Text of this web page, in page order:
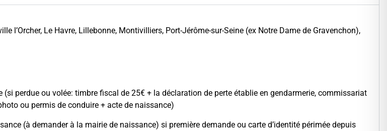
l’Orcher, Le Havre, Lillebonne, Montivilliers, Port-Jérôme-sur-Seine (ex Notre Dame de Gravenchon),
(si perdue ou volée: timbre fiscal de 25€ + la déclaration de perte établie en gendarmerie, commissariat
ou permis de conduire + acte de naissance)
(à demander à la mairie de naissance) si première demande ou carte d’identité périmée depuis